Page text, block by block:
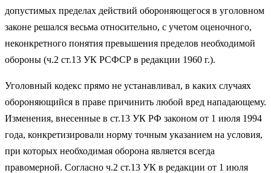
допустимых пределах действий обороняющегося в уголовном
законе решался весьма относительно, с учетом оценочного,
неконкретного понятия превышения пределов необходимой
обороны (ч.2 ст.13 УК РСФСР в редакции 1960 г.).
Уголовный кодекс прямо не устанавливал, в каких случаях
обороняющийся в праве причинить любой вред нападающему.
Изменения, внесенные в ст.13 УК РФ законом от 1 июля 1994
года, конкретизировали норму точным указанием на условия,
при которых необходимая оборона является всегда
правомерной. Согласно ч.2 ст.13 УК в редакции от 1 июля